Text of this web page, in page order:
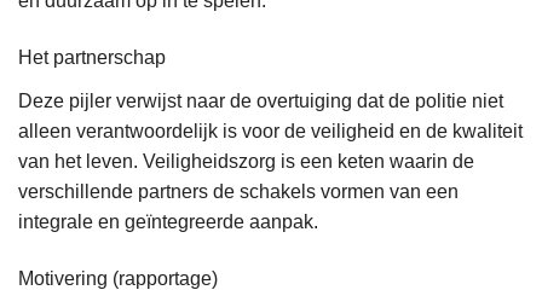
Het partnerschap
Deze pijler verwijst naar de overtuiging dat de politie niet
alleen verantwoordelijk is voor de veiligheid en de kwaliteit
van het leven. Veiligheidszorg is een keten waarin de
verschillende partners de schakels vormen van een
integrale en geïntegreerde aanpak.
Motivering (rapportage)